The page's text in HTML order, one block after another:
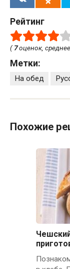
Рейтинг
( 7оценок, среднее
Метки:
На обед
Похожие